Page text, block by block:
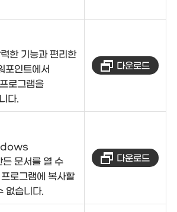
한 기능과 편리한
포인트에서
로그램을
다.
다운로드
문서를 열 수
로그램에 복사할
없습니다.
다운로드